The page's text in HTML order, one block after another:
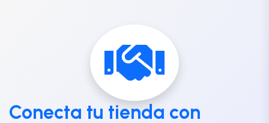
Conecta tu tienda con